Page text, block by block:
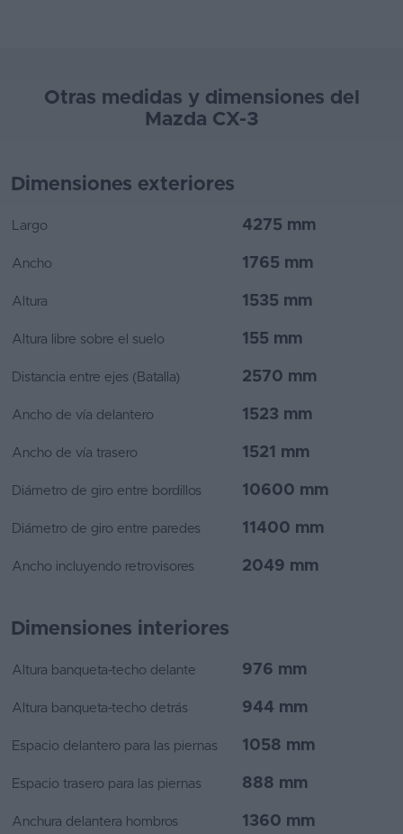
Otras medidas y dimensiones del
Mazda CX-3
Largo 4275 mm
Ancho 1765 mm
Altura 1535 mm
Altura libre sobre el suelo 155 mm
Distancia entre ejes (Batalla) 2570 mm
Ancho de vía delantero 1523 mm
Ancho de vía trasero 1521 mm
Diámetro de giro entre bordillos 10600 mm
Diámetro de giro entre paredes 11400 mm
Ancho incluyendo retrovisores 2049 mm
Dimensiones exteriores
Altura banqueta-techo delante 976 mm
Altura banqueta-techo detrás 944 mm
Espacio delantero para las piernas 1058 mm
Espacio trasero para las piernas 888 mm
Anchura delantera hombros 1360 mm
Dimensiones interiores